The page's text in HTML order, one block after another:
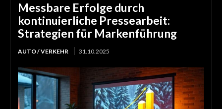
Messbare Erfolge durch
kontinuierliche Pressearbeit:
Strategien für Markenführung
AUTO / VERKEHR 31.10.2025